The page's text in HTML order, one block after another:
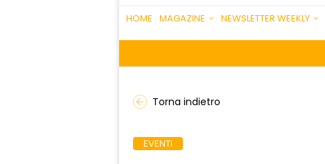
HOME MAGAZINE NEWSLETTER WEEKLY
Torna indietro
EVENTI